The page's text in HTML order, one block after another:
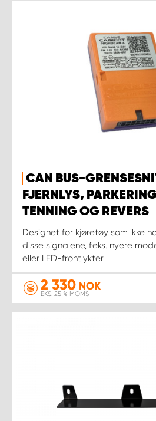
CAN BUS-
FJERNLYS,
TENNING OG REVERS
Designet for kjøretøy som ikke
disse signalene, f.eks. nyere
eller LED-frontlykter
2 330 NOK
EKS. 25 % MOMS